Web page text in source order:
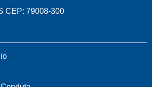
CEP: 79008-300